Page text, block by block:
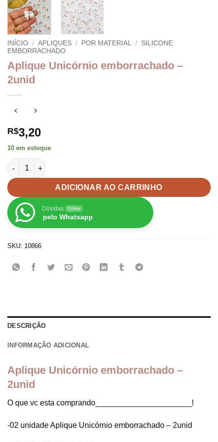
INÍCIO / APLIQUES / POR MATERIAL / SILICONE
EMBORRACHADO
Aplique Unicórnio emborrachado –
2unid
R$3,20
10 em estoque
Aplique Unicórnio emborrachado - 2unid quantidade
ADICIONAR AO CARRINHO
Dúvidas Online
pelo Whatsapp
SKU: 10866
DESCRIÇÃO
INFORMAÇÃO ADICIONAL
Aplique Unicórnio emborrachado –
2unid
O que vc esta comprando______________________!
-02 unidade Aplique Unicórnio emborrachado – 2unid